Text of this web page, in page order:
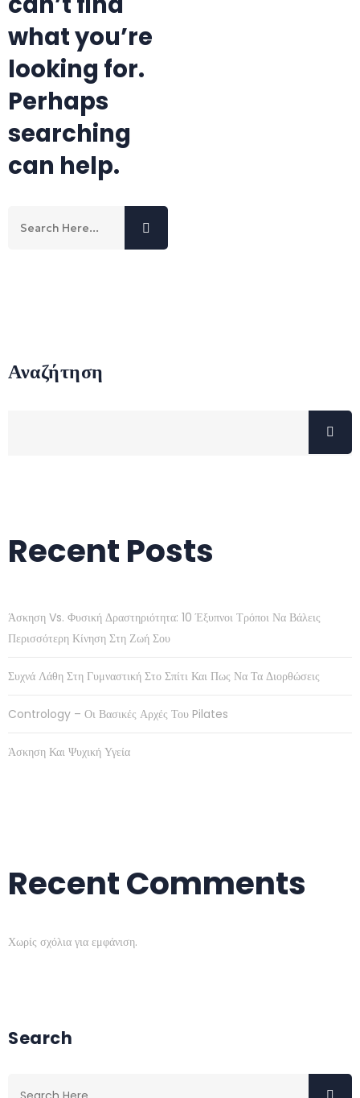
what you’re
looking for.
Perhaps
searching
can help.
Αναζήτηση
Recent Posts
Άσκηση Vs. Φυσική Δραστηριότητα: 10 Έξυπνοι Τρόποι Να Βάλεις
Περισσότερη Κίνηση Στη Ζωή Σου
Συχνά Λάθη Στη Γυμναστική Στο Σπίτι Και Πως Να Τα Διορθώσεις
Contrology – Οι Βασικές Αρχές Του Pilates
Άσκηση Και Ψυχική Υγεία
Recent Comments
Χωρίς σχόλια για εμφάνιση.
Search